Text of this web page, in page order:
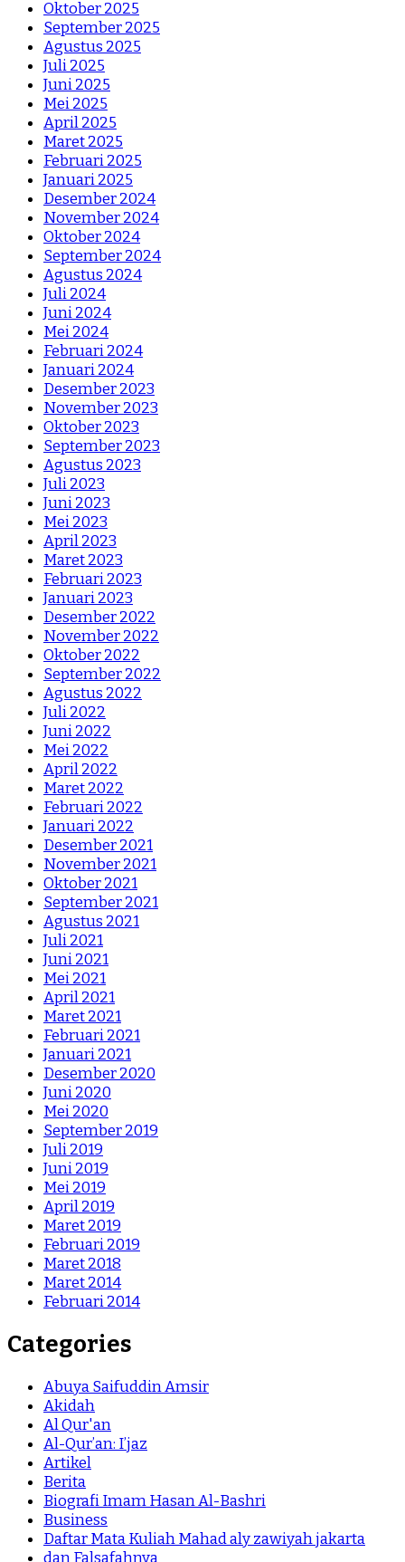
Oktober 2025
September 2025
Agustus 2025
Juli 2025
Juni 2025
Mei 2025
April 2025
Maret 2025
Februari 2025
Januari 2025
Desember 2024
November 2024
Oktober 2024
September 2024
Agustus 2024
Juli 2024
Juni 2024
Mei 2024
Februari 2024
Januari 2024
Desember 2023
November 2023
Oktober 2023
September 2023
Agustus 2023
Juli 2023
Juni 2023
Mei 2023
April 2023
Maret 2023
Februari 2023
Januari 2023
Desember 2022
November 2022
Oktober 2022
September 2022
Agustus 2022
Juli 2022
Juni 2022
Mei 2022
April 2022
Maret 2022
Februari 2022
Januari 2022
Desember 2021
November 2021
Oktober 2021
September 2021
Agustus 2021
Juli 2021
Juni 2021
Mei 2021
April 2021
Maret 2021
Februari 2021
Januari 2021
Desember 2020
Juni 2020
Mei 2020
September 2019
Juli 2019
Juni 2019
Mei 2019
April 2019
Maret 2019
Februari 2019
Maret 2018
Maret 2014
Februari 2014
Categories
Abuya Saifuddin Amsir
Akidah
Al Qur'an
Al-Qur’an: I’jaz
Artikel
Berita
Biografi Imam Hasan Al-Bashri
Business
Daftar Mata Kuliah Mahad aly zawiyah jakarta